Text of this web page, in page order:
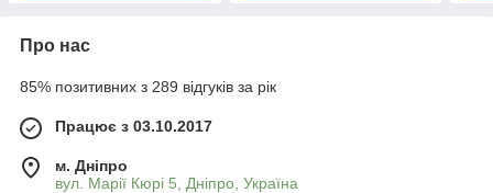
Про нас
85% позитивних з 289 відгуків за рік
Працює з 03.10.2017
м. Дніпро
вул. Марії Кюрі 5, Дніпро, Україна